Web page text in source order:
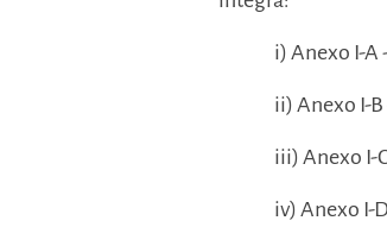
i) Anexo I-A
ii) Anexo I-
iii) Anexo I-
iv) Anexo I-